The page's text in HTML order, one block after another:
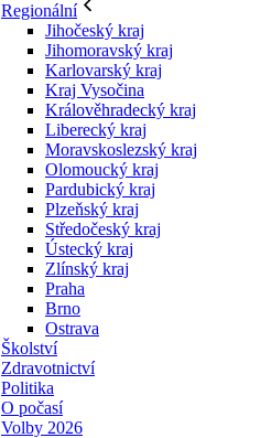
Regionální
Jihočeský kraj
Jihomoravský kraj
Karlovarský kraj
Kraj Vysočina
Králověhradecký kraj
Liberecký kraj
Moravskoslezský kraj
Olomoucký kraj
Pardubický kraj
Plzeňský kraj
Středočeský kraj
Ústecký kraj
Zlínský kraj
Praha
Brno
Ostrava
Školství
Zdravotnictví
Politika
O počasí
Volby 2026